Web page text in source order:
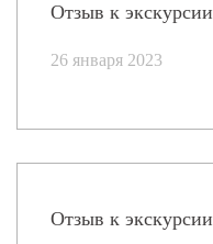
Отзыв к экскурсии
26 января 2023
Отзыв к экскурсии